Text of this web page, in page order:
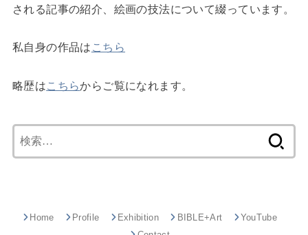
される記事の紹介、絵画の技法について綴っています。
私自身の作品は こちら
略歴はこちらからご覧になれます。
索:
Home Profile Exhibition BIBLE+Art
YouTube